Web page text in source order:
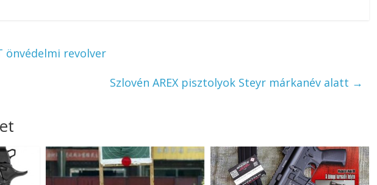
önvédelmi revolver
Szlovén AREX pisztolyok Steyr márkanév alatt →